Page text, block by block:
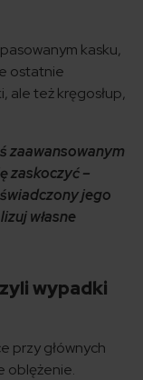
kasku,
ostatnie
ale też kręgosłup,
zaawansowanym
zaskoczyć –
jego
własne
wypadki
przy głównych
oblężenie.